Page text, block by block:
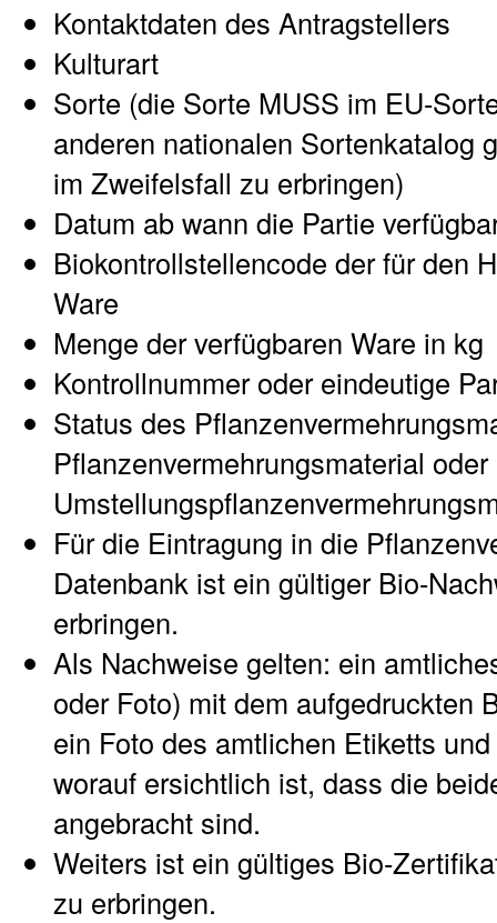
Kontaktdaten des Antragstellers
Kulturart
Sorte (die Sorte MUSS im EU-
anderen nationalen Sortenkatalog
im Zweifelsfall zu erbringen)
Datum ab wann die Partie
Biokontrollstellencode der für den
Ware
Menge der verfügbaren Ware in kg
Kontrollnummer oder eindeutige
Status des
Pflanzenvermehrungsmaterial oder
Für die Eintragung in die
Datenbank ist ein gültiger Bio-
erbringen.
Als Nachweise gelten: ein
oder Foto) mit dem aufgedruckten
ein Foto des amtlichen Etiketts
worauf ersichtlich ist, dass die
angebracht sind.
Weiters ist ein gültiges Bio-
zu erbringen.